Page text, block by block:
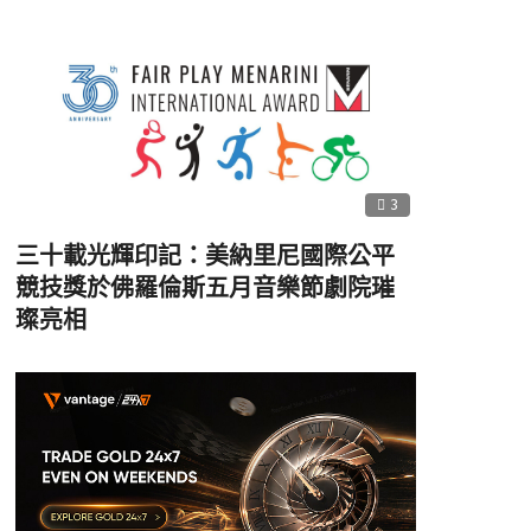
3
三十載光輝印記：美納里尼國際公平
競技獎於佛羅倫斯五月音樂節劇院璀
璨亮相